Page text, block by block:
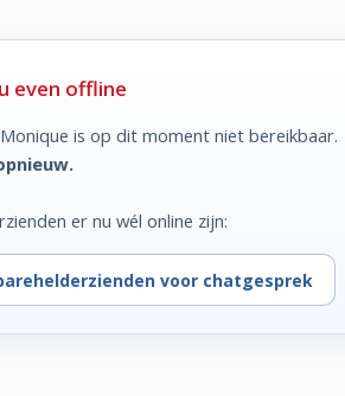
even offline
is op dit moment niet bereikbaar.
er nu wél online zijn:
helderzienden voor chatgesprek